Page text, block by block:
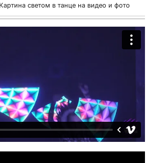
светом в танце на видео и фото